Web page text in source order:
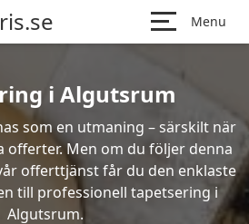
Menu
i Algutsrum
som en utmaning – särskilt när
offerter. Men om du följer denna
offerttjänst får du den enklaste
till professionell tapetsering i
Algutsrum.